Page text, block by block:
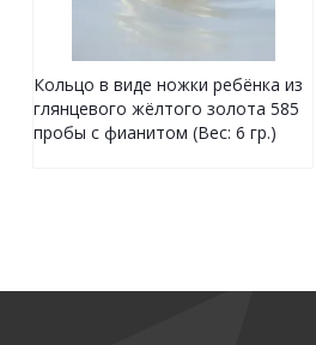
Кольцо в виде ножки ребёнка из
глянцевого жёлтого золота 585
пробы с фианитом (Вес: 6 гр.)